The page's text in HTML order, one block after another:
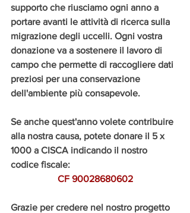
supporto che riusciamo ogni anno a
portare avanti le attività di ricerca sulla
migrazione degli uccelli. Ogni vostra
donazione va a sostenere il lavoro di
campo che permette di raccogliere dati
preziosi per una conservazione
dell'ambiente più consapevole.
Se anche quest'anno volete contribuire
alla nostra causa, potete donare il 5 x
1000 a CISCA indicando il nostro
codice fiscale:
CF 90028680602
Grazie per credere nel nostro progetto